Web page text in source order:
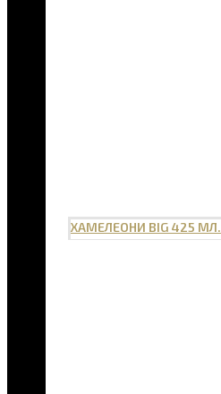
ХАМЕЛЕОНИ BIG 425 МЛ.